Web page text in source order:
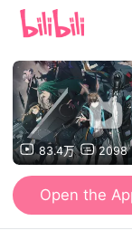
83.4万 2098
Open the